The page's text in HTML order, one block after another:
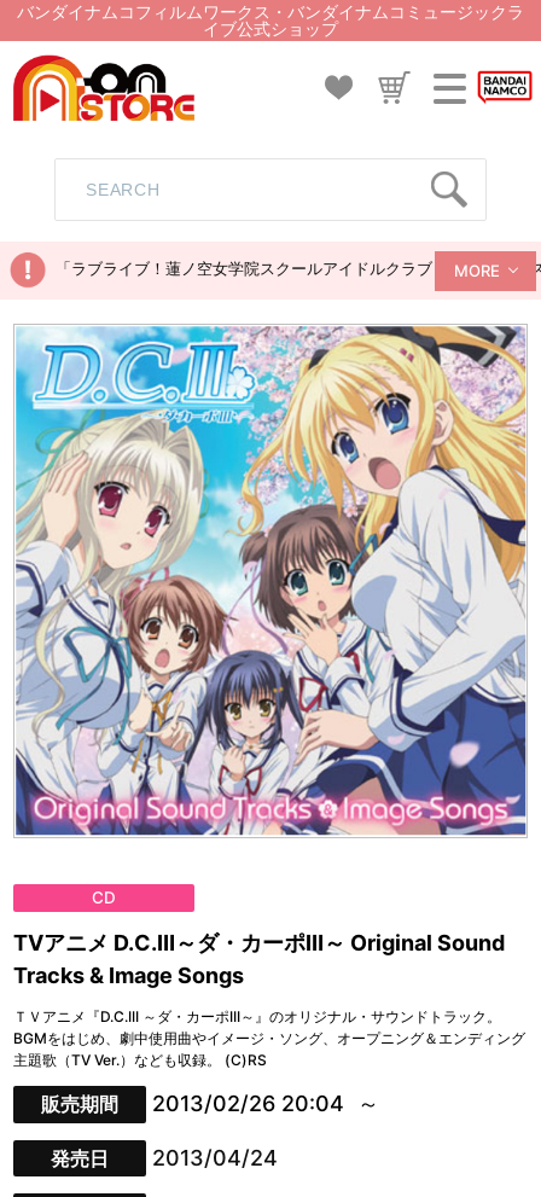
バンダイナムコフィルムワークス・バンダイナムコミュージックラ
イブ公式ショップ
「ラブライブ！蓮ノ空女学院スクールアイドルクラブ ぬいぐるみ
MORE
CD
TVアニメ D.C.Ⅲ～ダ・カーポⅢ～ Original Sound
Tracks & Image Songs
ＴＶアニメ『D.C.III ～ダ・カーポIII～』のオリジナル・サウンドトラック。
BGMをはじめ、劇中使用曲やイメージ・ソング、オープニング＆エンディング
主題歌（TV Ver.）なども収録。 (C)RS
販売期間 2013/02/26 20:04
発売日 2013/04/24